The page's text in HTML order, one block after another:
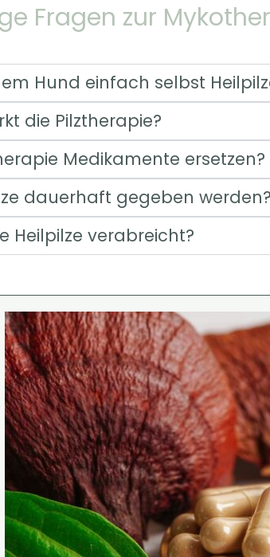
Fragen zur
Hund einfach selbst
die Pilztherapie?
Medikamente ersetzen?
dauerhaft gegeben werden?
Heilpilze verabreicht?